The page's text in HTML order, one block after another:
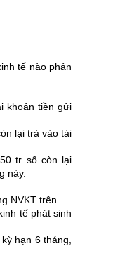
tế nào phản
khoản tiền gửi
lại trả vào tài
tr số còn lại
này.
NVKT trên.
tế phát sinh
hạn 6 tháng,